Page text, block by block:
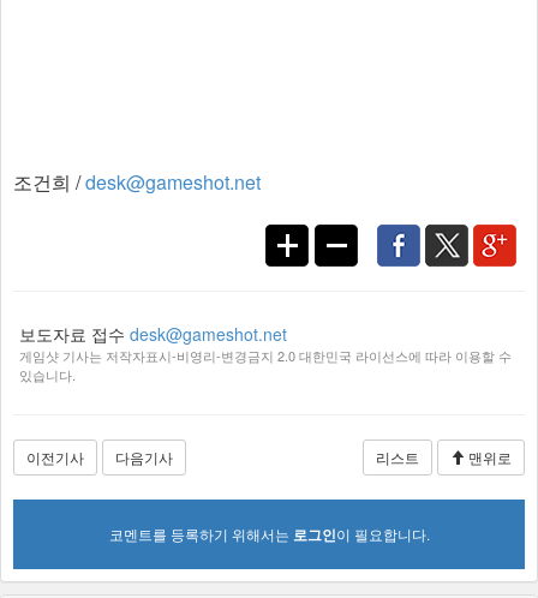
조건희 /desk@gameshot.net
보도자료 접수 desk@gameshot.net
게임샷 기사는 저작자표시-비영리-변경금지 2.0 대한민국 라이선스에 따라 이용할 수
있습니다.
이전기사 다음기사 리스트 맨위로
코멘트를 등록하기 위해서는 로그인이 필요합니다.